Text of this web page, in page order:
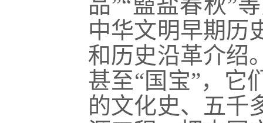
中华文明早期历
和历史沿革介绍
甚至“国 宝”，它
的文化史、五千